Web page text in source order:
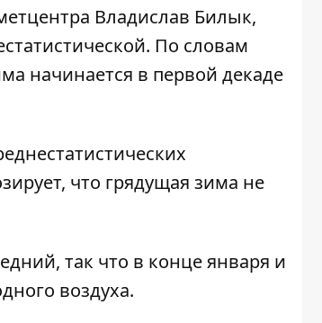
Владислав Билык,
По словам
начинается в первой декаде
что грядущая зима не
так что в конце января и
воздуха.